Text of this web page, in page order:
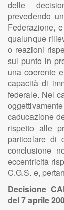
delle
prevedendo
Federazione,
qualunque
o reazioni
sul punto in
una coerente
capacità di
federale. Nel
caducazione
rispetto alle
particolare di
conclusione
eccentricità
C.G.S. e,
Decisione
del 7 aprile